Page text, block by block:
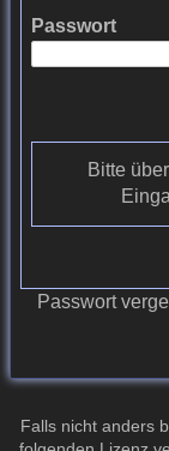
Passwort
Bitte
Passwort
Falls nicht anders